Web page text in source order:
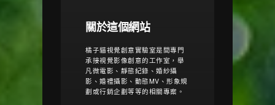
關於這個網站
橘子貓視覺創意實驗室是間專門
承接視覺影像創意的工作室，舉
凡微電影、靜態紀錄、婚紗攝
影、婚禮攝影、動態MV、形象規
劃或行銷企劃等等的相關專案。